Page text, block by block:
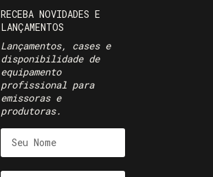
RECEBA NOVIDADES E
LANÇAMENTOS
Lançamentos, cases e
disponibilidade de
equipamento
profissional para
emissoras e
produtoras.